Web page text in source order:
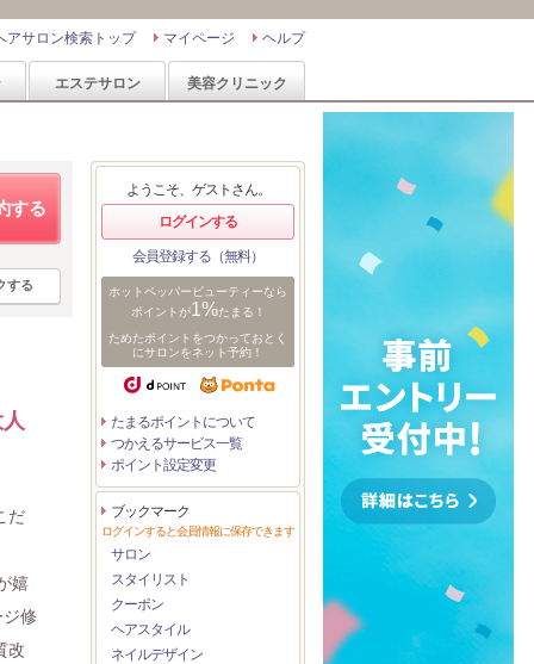
ヘルプ
マイページ
アサロン検索トップ
エステサロン 美容クリニック
する
する
だ
嬉
修
改
ようこそ、ゲストさん。
ログインする
会員登録する（無料）
ホットペッパービューティーなら
ポイントが1%たまる！
ためたポイントをつかっておとく
にサロンをネット予約！
たまるポイントについて
つかえるサービス一覧
ポイント設定変更
ブックマーク
ログインすると会員情報に保存できます
サロン
スタイリスト
クーポン
ヘアスタイル
ネイルデザイン